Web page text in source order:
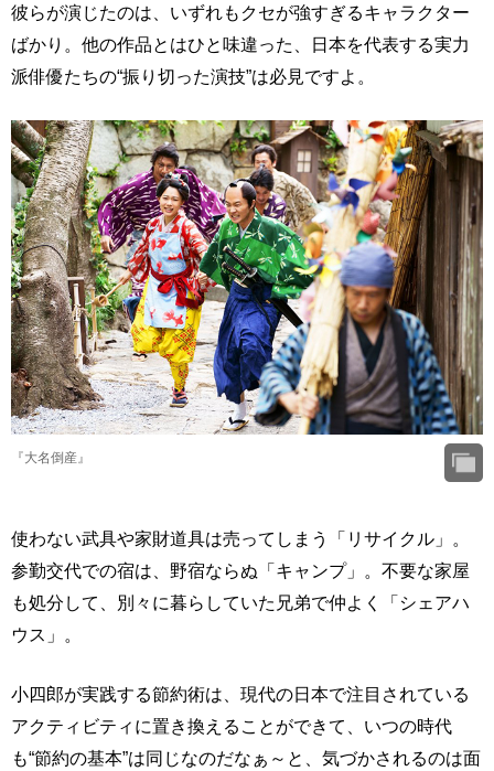
彼らが演じたのは、いずれもクセが強すぎるキャラクター
ばかり。他の作品とはひと味違った、日本を代表する実力
派俳優たちの“振り切った演技”は必見ですよ。
『大名倒産』
使わない武具や家財道具は売ってしまう「リサイクル」。
参勤交代での宿は、野宿ならぬ「キャンプ」。不要な家屋
も処分して、別々に暮らしていた兄弟で仲よく「シェアハ
ウス」。
小四郎が実践する節約術は、現代の日本で注目されている
アクティビティに置き換えることができて、いつの時代
も“節約の基本”は同じなのだなぁ～と、気づかされるのは面